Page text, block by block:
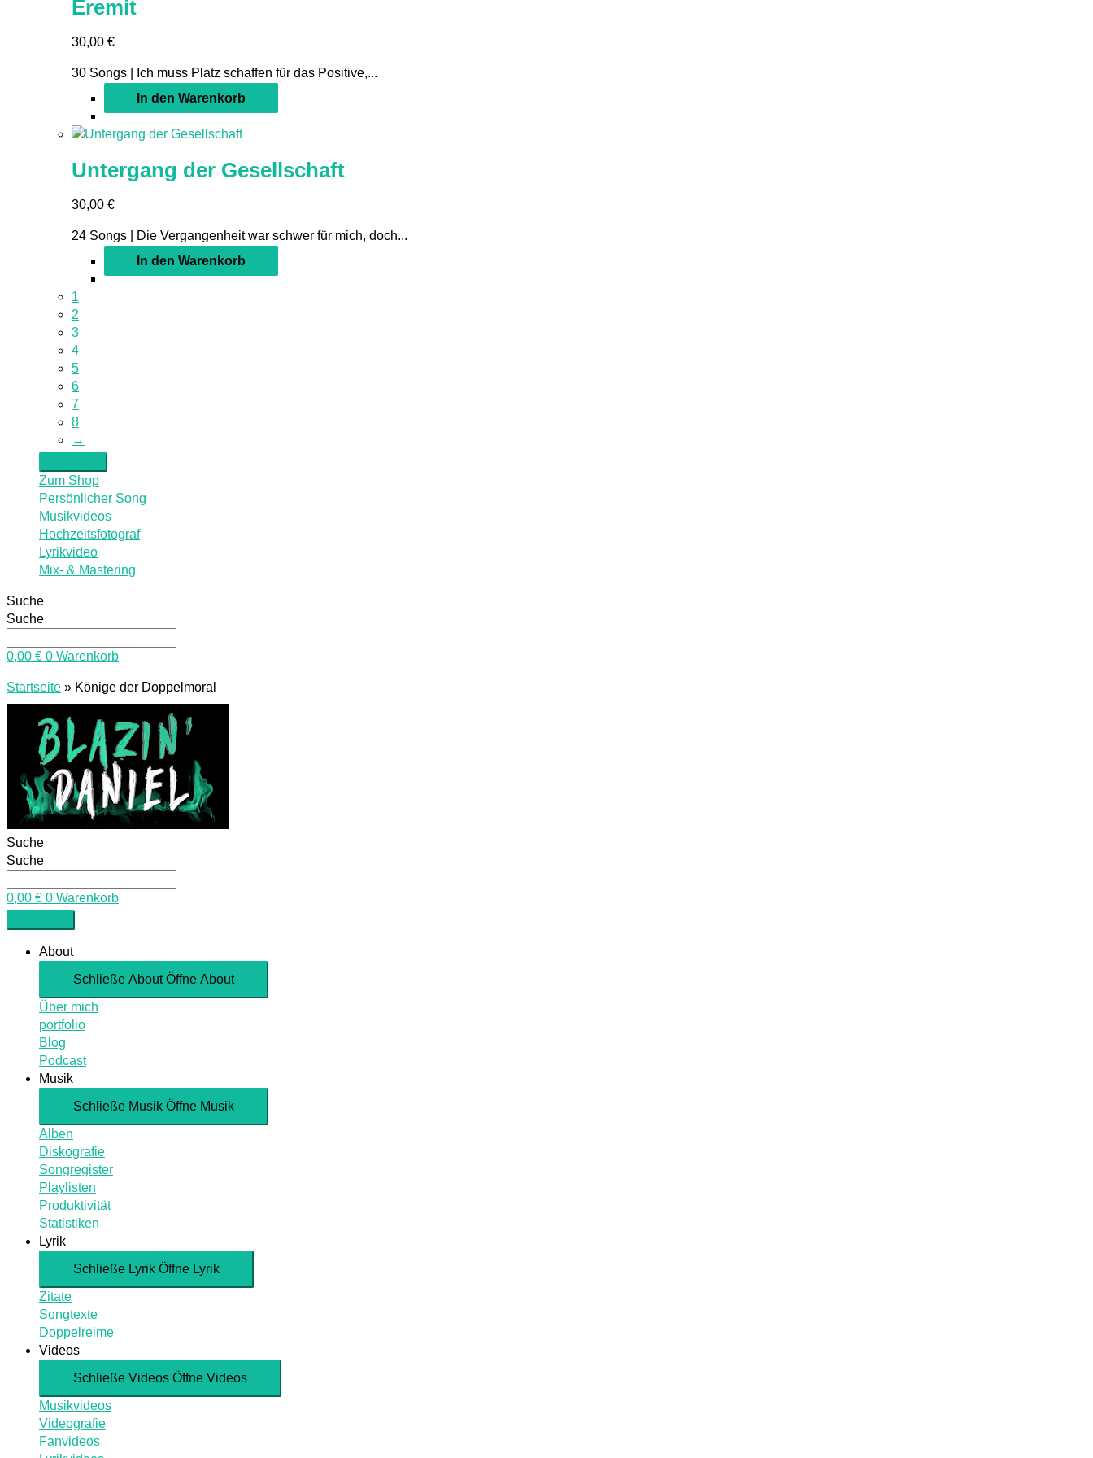
Eremit
30,00 €
30 Songs | Ich muss Platz schaffen für das Positive,...
In den Warenkorb
Untergang der Gesellschaft
30,00 €
24 Songs | Die Vergangenheit war schwer für mich, doch...
In den Warenkorb
1
2
3
4
5
6
7
8
→
Zum Shop
Persönlicher Song
Musikvideos
Hochzeitsfotograf
Lyrikvideo
Mix- & Mastering
Suche
Suche
0,00 € 0 Warenkorb
Startseite » Könige der Doppelmoral
Suche
Suche
0,00 € 0 Warenkorb
About
Schließe About Öffne About
Über mich
portfolio
Blog
Podcast
Musik
Schließe Musik Öffne Musik
Alben
Diskografie
Songregister
Playlisten
Produktivität
Statistiken
Lyrik
Schließe Lyrik Öffne Lyrik
Zitate
Songtexte
Doppelreime
Videos
Schließe Videos Öffne Videos
Musikvideos
Videografie
Fanvideos